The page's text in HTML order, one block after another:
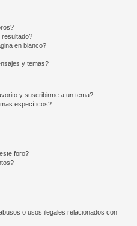
resultado?
en blanco?
y temas?
y suscribirme a un tema?
específicos?
foro?
o usos ilegales relacionados con